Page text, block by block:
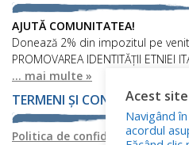
AJUTĂ COMUNITATEA!
Donează 2% din impozitul pe venit
PROMOVAREA IDENTITĂȚII ETNIEI
... mai multe »
TERMENI ȘI CONDIȚII
Politica de confidențialitate
Acest
Navigând
acordul